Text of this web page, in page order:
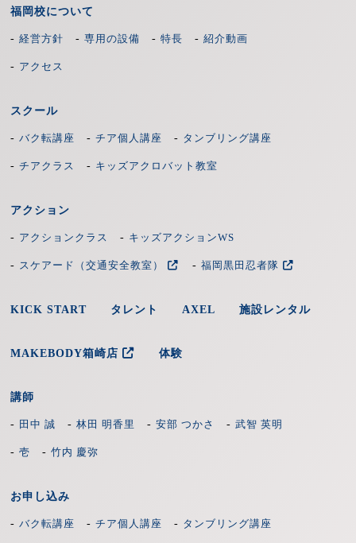
5日前まで
4日前
3日前
受講日前日
受講日当日
福岡校について
-経営方針 -専用の設備 -特長 -紹介動画
- アクセス
スクール
-バク転講座 -チア個人講座 - タンブリング講座
-チアクラス - キッズアクロバット教室
アクション
- アクションクラス - キッズアクションWS
- スケアード（交通安全教室） -福岡黒田忍者隊
KICK START タレント AXEL 施設レンタル
MAKEBODY箱崎店 体験
講師
- 田中 誠 -林田 明香里 -安部 つかさ -武智 英明
-壱 -竹内 慶弥
お申し込み
-バク転講座 -チア個人講座 - タンブリング講座